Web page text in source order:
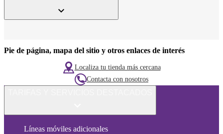
Pie de página, mapa del sitio y otros enlaces de interés
Localiza tu tienda más cercana
Contacta con nosotros
Líneas móviles adicionales